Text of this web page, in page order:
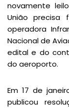
novamente
União
operadora
Nacional de
edital e do
do aeroporto.
Em 17 de
publicou